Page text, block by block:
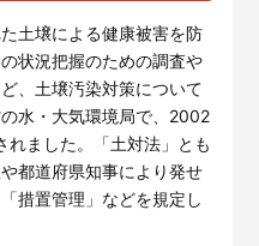
土壌による健康被害を防
状況把握のための調査や
、土壌汚染対策について
水・大気環境局で、2002
ました。「土対法」とも
都道府県知事により発せ
措置管理」などを規定し